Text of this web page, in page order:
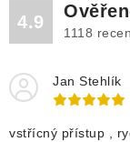
4.9
1118
Jan Stehlík
vstřícný přístup ,